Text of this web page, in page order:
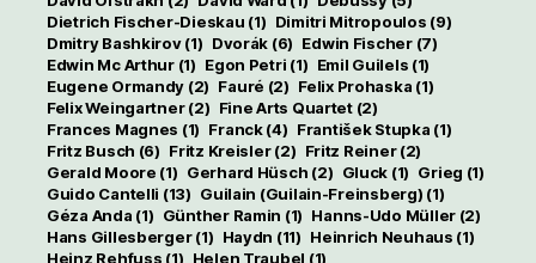
Dietrich Fischer-Dieskau (1) Dimitri Mitropoulos (9)
Dmitry Bashkirov(1) Dvorák (6) Edwin Fischer(7)
Edwin Mc Arthur(1) Egon Petri (1) Emil Guilels (1)
Eugene Ormandy (2) Fauré (2) Felix Prohaska (1)
Felix Weingartner(2) Fine Arts Quartet(2)
Frances Magnes (1) Franck(4) František Stupka (1)
Fritz Busch (6) Fritz Kreisler(2) Fritz Reiner(2)
Gerald Moore (1) Gerhard Hüsch (2) Gluck (1) Grieg (1)
Guido Cantelli (13) Guilain (Guilain-Freinsberg) (1)
Géza Anda (1) Günther Ramin (1) Hanns-Udo Müller (2)
Hans Gillesberger(1) Haydn (11) Heinrich Neuhaus (1)
Heinz Rehfuss (1) Helen Traubel (1)